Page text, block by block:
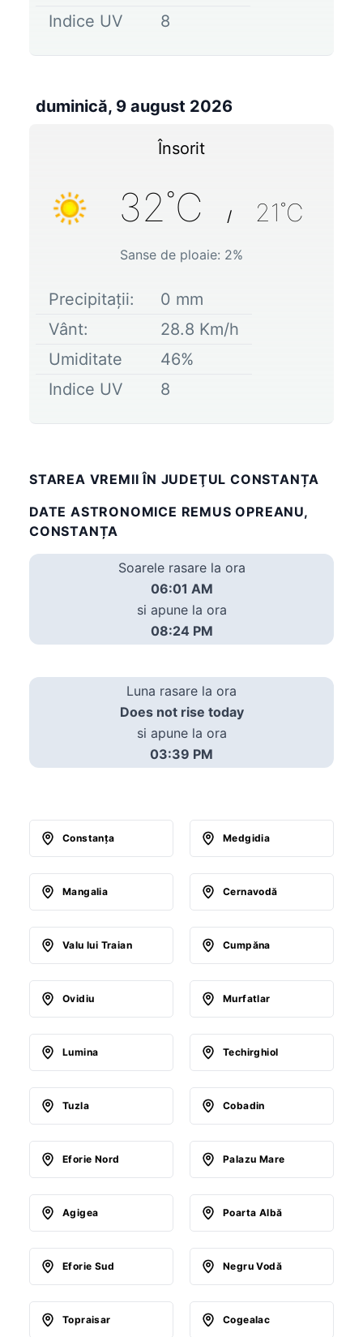
Indice UV
8
duminică, 9 august 2026
Însorit
32˚C / 21˚C
Sanse de ploaie: 2%
Precipitații: 0 mm
Vânt:
28.8 Km/h
Umiditate
46%
Indice UV
8
STAREA VREMII ÎN JUDEŢUL CONSTANȚA
DATE ASTRONOMICE REMUS OPREANU,
CONSTANȚA
Soarele rasare la ora
06:01 AM
si apune la ora
08:24 PM
Luna rasare la ora
Does not rise today
si apune la ora
03:39 PM
Constanţa Medgidia
Mangalia Cernavodă
Valu lui Traian Cumpăna
Ovidiu Murfatlar
Lumina Techirghiol
Tuzla Cobadin
Eforie Nord Palazu Mare
Agigea Poarta Albă
Eforie Sud Negru Vodă
Topraisar Cogealac